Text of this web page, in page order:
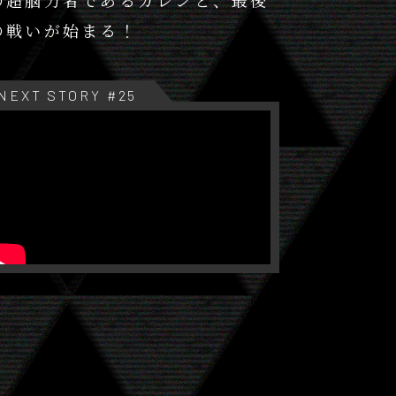
戦いが始まる！
STORY #25